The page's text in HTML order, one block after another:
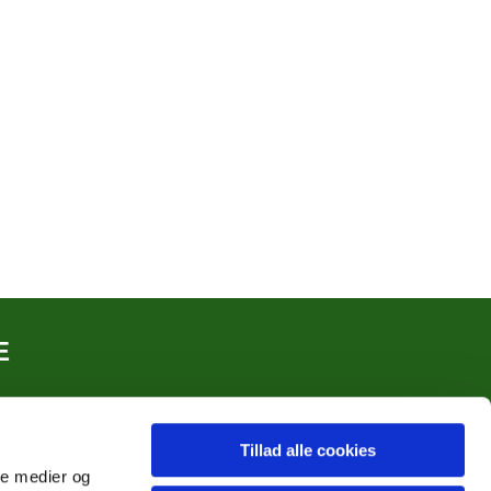
medier og
Tillad alle cookies